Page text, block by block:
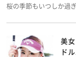
桜の季節もいつしか過
美
ド